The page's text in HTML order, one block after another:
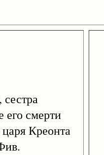
его смерти
Креонта